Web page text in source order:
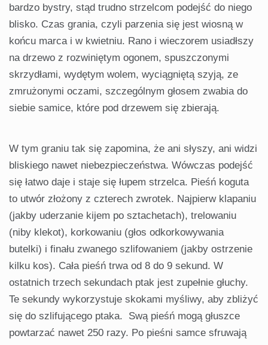
bardzo bystry, stąd trudno strzelcom podejść do niego
blisko. Czas grania, czyli parzenia się jest wiosną w
końcu marca i w kwietniu. Rano i wieczorem usiadłszy
na drzewo z rozwiniętym ogonem, spuszczonymi
skrzydłami, wydętym wolem, wyciągniętą szyją, ze
zmrużonymi oczami, szczególnym głosem zwabia do
siebie samice, które pod drzewem się zbierają.
W tym graniu tak się zapomina, że ani słyszy, ani widzi
bliskiego nawet niebezpieczeństwa. Wówczas podejść
się łatwo daje i staje się łupem strzelca. Pieśń koguta
to utwór złożony z czterech zwrotek. Najpierw klapaniu
(jakby uderzanie kijem po sztachetach), trelowaniu
(niby klekot), korkowaniu (głos odkorkowywania
butelki) i finału zwanego szlifowaniem (jakby ostrzenie
kilku kos). Cała pieśń trwa od 8 do 9 sekund. W
ostatnich trzech sekundach ptak jest zupełnie głuchy.
Te sekundy wykorzystuje skokami myśliwy, aby zbliżyć
się do szlifującego ptaka. Swą pieśń mogą głuszce
powtarzać nawet 250 razy. Po pieśni samce sfruwają